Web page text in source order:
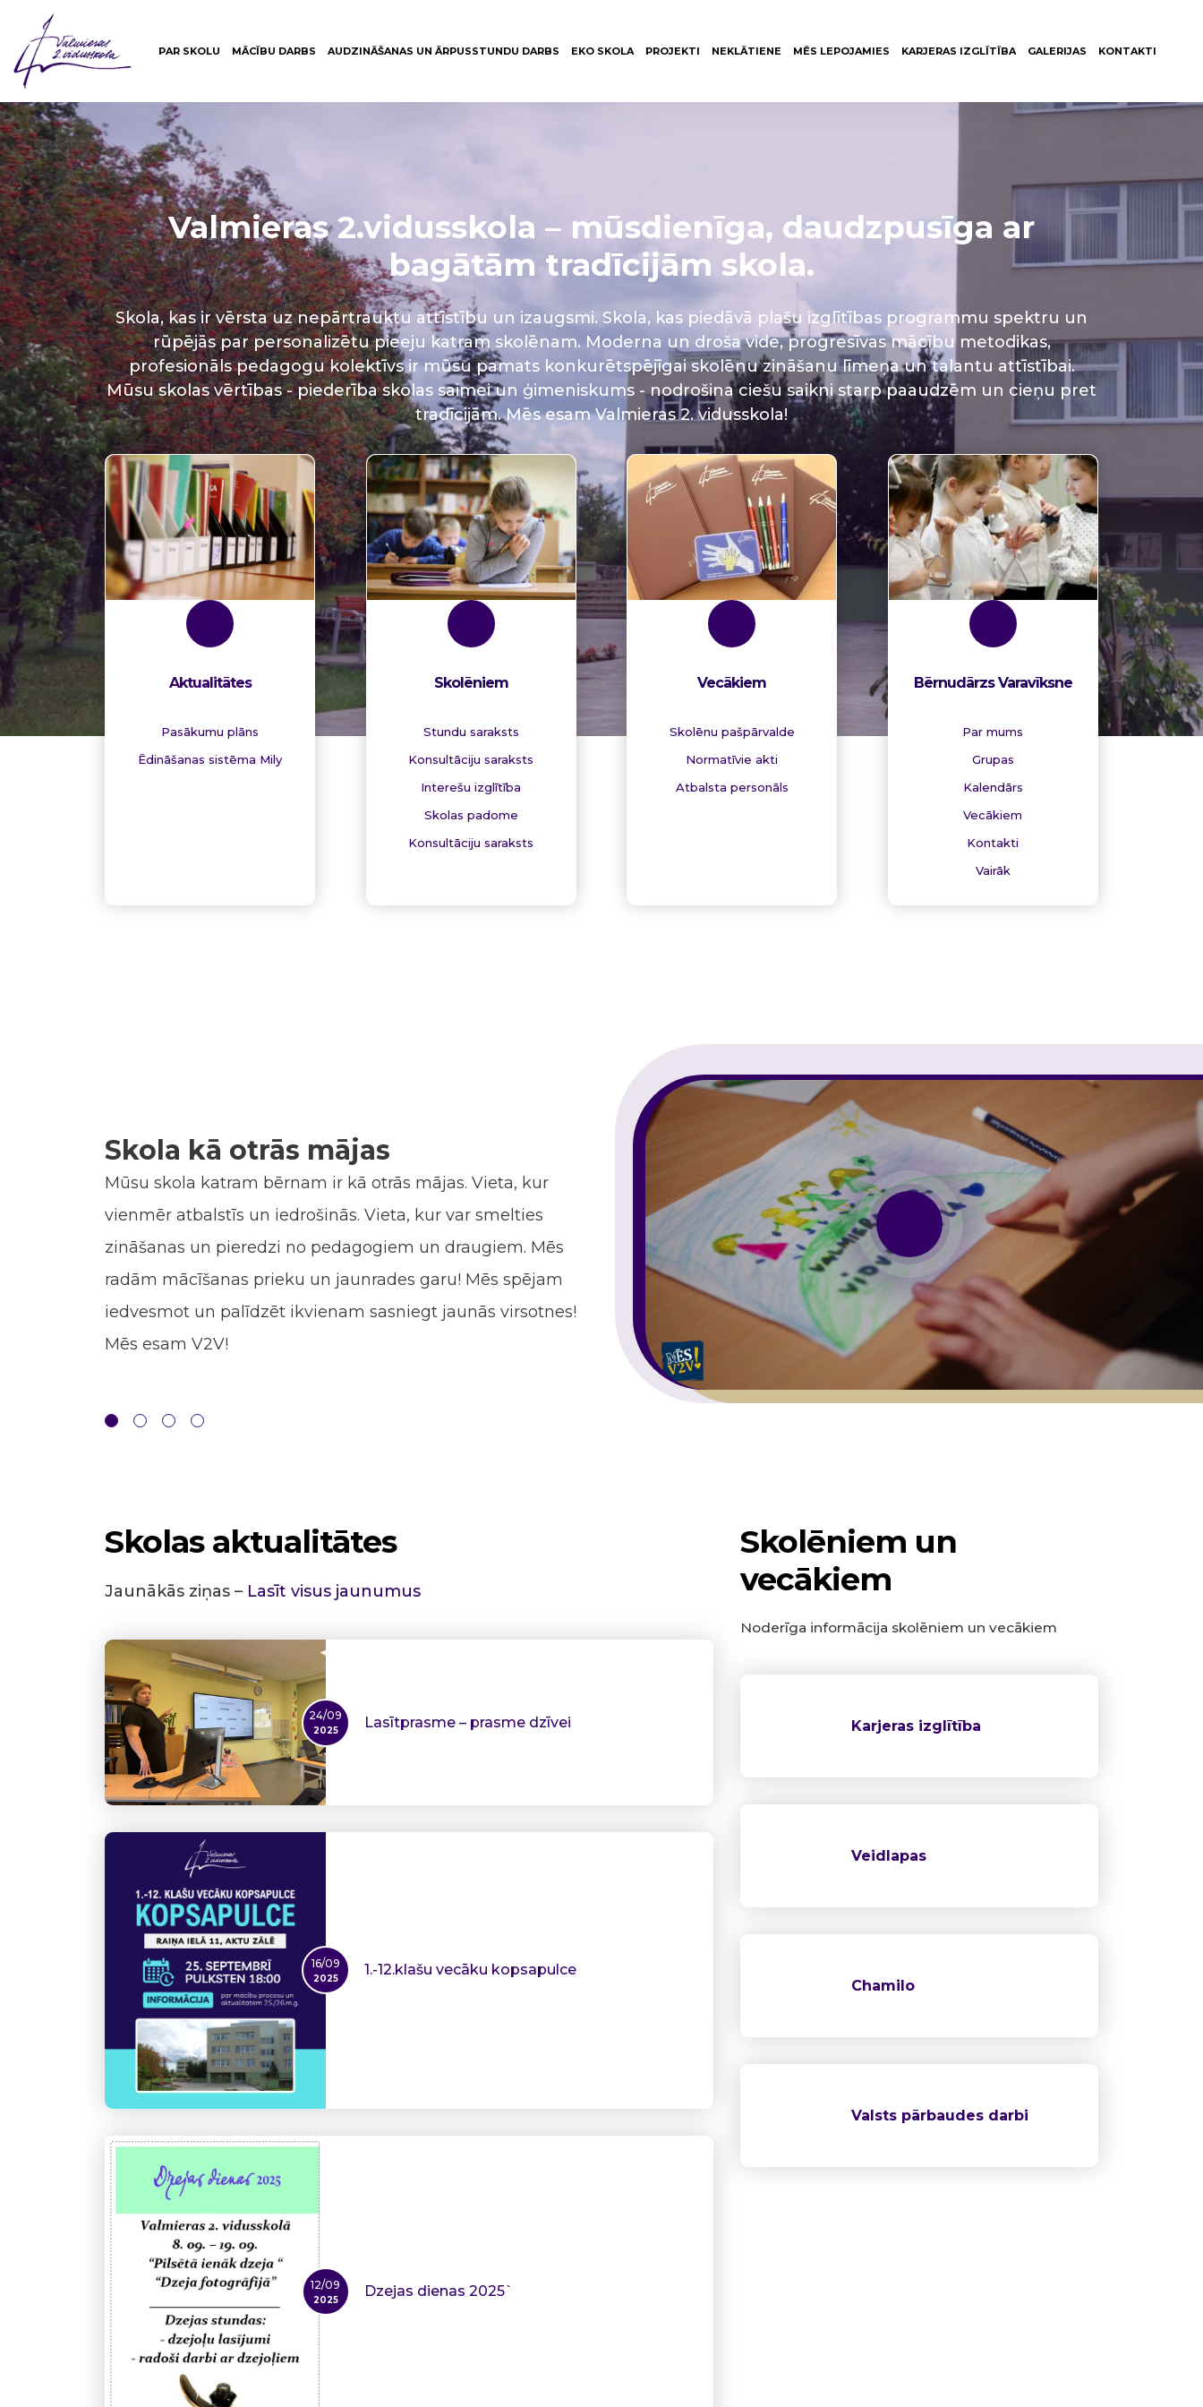
PAR SKOLU MĀCĪBU DARBS AUDZINĀŠANAS UN ĀRPUSSTUNDU DARBS EKO SKOLA PROJEKTI NEKLĀTIENE MĒS LEPOJAMIES KARJERAS IZGLĪTĪBA GALERIJAS KONTAKTI
Valmieras 2.vidusskola – mūsdienīga, daudzpusīga ar
bagātām tradīcijām skola.
Skola, kas ir vērsta uz nepārtrauktu attīstību un izaugsmi. Skola, kas piedāvā plašu izglītības programmu spektru un
rūpējās par personalizētu pieeju katram skolēnam. Moderna un droša vide, progresīvas mācību metodikas,
profesionāls pedagogu kolektīvs ir mūsu pamats konkurētspējīgai skolēnu zināšanu līmeņa un talantu attīstībai.
Mūsu skolas vērtības - piederība skolas saimei un ģimeniskums - nodrošina ciešu saikni starp paaudzēm un cieņu pret
tradīcijām. Mēs esam Valmieras 2. vidusskola!
Aktualitātes
Pasākumu plāns
Ēdināšanas sistēma Mily
Skolēniem
Stundu saraksts
Konsultāciju saraksts
Interešu izglītība
Skolas padome
Konsultāciju saraksts
Vecākiem
Skolēnu pašpārvalde
Normatīvie akti
Atbalsta personāls
Bērnudārzs Varavīksne
Par mums
Grupas
Kalendārs
Vecākiem
Kontakti
Vairāk
Skola kā otrās mājas
Mūsu skola katram bērnam ir kā otrās mājas. Vieta, kur
vienmēr atbalstīs un iedrošinās. Vieta, kur var smelties
zināšanas un pieredzi no pedagogiem un draugiem. Mēs
radām mācīšanas prieku un jaunrades garu! Mēs spējam
iedvesmot un palīdzēt ikvienam sasniegt jaunās virsotnes!
Mēs esam V2V!
Skolas aktualitātes
Jaunākās ziņas – Lasīt visus jaunumus
24/09
2025 Lasītprasme – prasme dzīvei
16/09
2025 1.-12.klašu vecāku kopsapulce
12/09
2025 Dzejas dienas 2025`
Skolēniem un
vecākiem
Noderīga informācija skolēniem un vecākiem
Karjeras izglītība
Veidlapas
Chamilo
Valsts pārbaudes darbi